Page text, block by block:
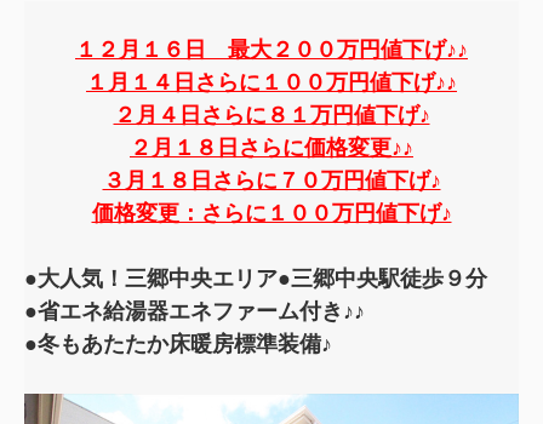
１２月１６日 最大２００万円値下げ♪♪
１月１４日さらに１００万円値下げ♪♪
２月４日さらに８１万円値下げ♪
２月１８日さらに価格変更♪♪
３月１８日さらに７０万円値下げ♪
価格変更：さらに１００万円値下げ♪
●大人気！三郷中央エリア●三郷中央駅徒歩９分
●省エネ給湯器エネファーム付き♪♪
●冬もあたたか床暖房標準装備♪